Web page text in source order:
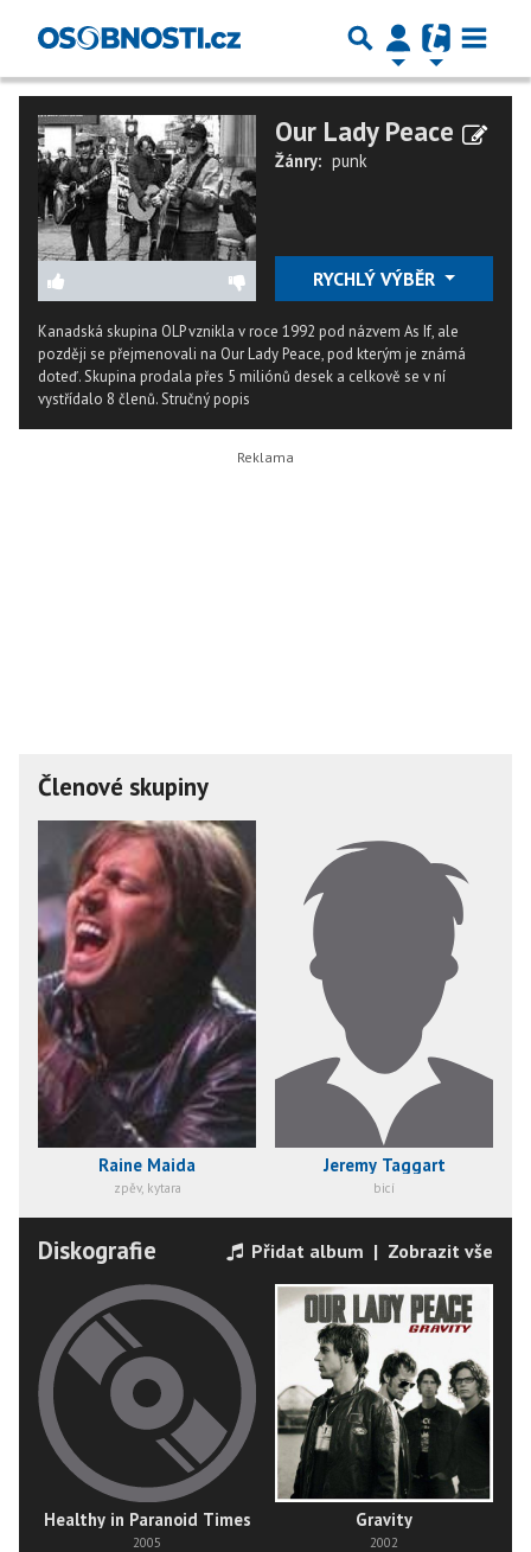
Our Lady Peace
Žánry: punk
RYCHLÝ VÝBĚR
Kanadská skupina OLP vznikla v roce 1992 pod názvem As If, ale
později se přejmenovali na Our Lady Peace, pod kterým je známá
doteď. Skupina prodala přes 5 miliónů desek a celkově se v ní
vystřídalo 8 členů.Stručný popis
Členové skupiny
Raine Maida
zpěv, kytara
Jeremy Taggart
bicí
Diskografie Přidat album | Zobrazit vše
Healthy in Paranoid Times
2005
Gravity
2002